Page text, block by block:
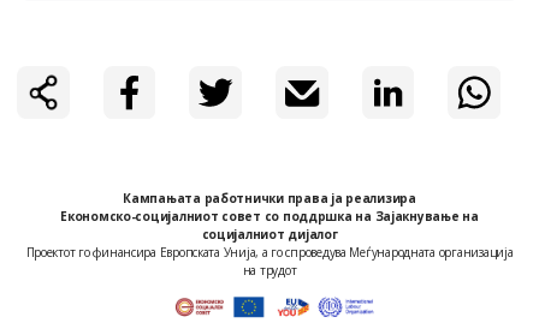
Кампањата работнички права ја реализира
Економско-социјалниот совет co поддршка на Зајакнување на
социјалниот дијалог
Проектот го финансира Европската Унија, а го спроведува Меѓународната организација
на трудот